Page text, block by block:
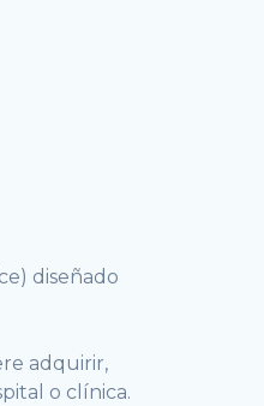
diseñado
adquirir,
o clínica.